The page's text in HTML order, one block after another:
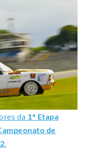
da 1ª Etapa
de
.